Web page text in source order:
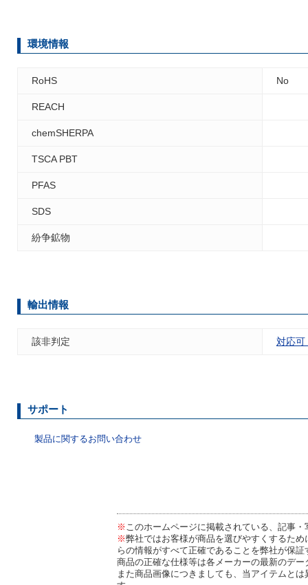
環境情報
RoHS No
REACH
chemSHERPA
TSCA PBT
PFAS
SDS
紛争鉱物
輸出情報
該非判定 対応可
サポート
製品に関するお問い合わせ
※ このホームページに掲載されている、記事
※弊社ではお客様が商品を選びやすくするた
らの情報がすべて正確であることを弊社が保
商品の正確な仕様等は各メーカーの最新のデ
また商品画像につきましても、当アイテムと